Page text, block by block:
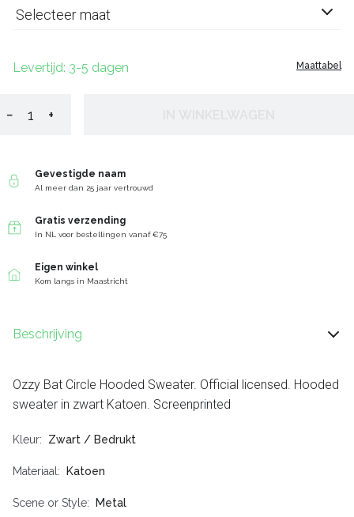
Selecteer maat
Maattabel
Levertijd: 3-5 dagen
− +
Gevestigde naam
Al meer dan 25 jaar vertrouwd
Gratis verzending
In NL voor bestellingen vanaf €75
Eigen winkel
Kom langs in Maastricht
Beschrijving
Ozzy Bat Circle Hooded Sweater. Official licensed. Hooded
sweater in zwart Katoen. Screenprinted
Kleur Zwart / Bedrukt
Materiaal Katoen
Scene or Style Metal